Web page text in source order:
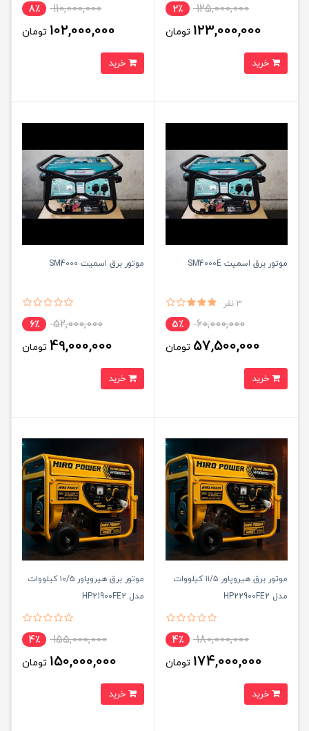
125,000,000 2٪
123,000,000 تومان
110,000,000 8٪
102,000,000 تومان
موتور برق اسمیت SM4000E
3 نفر
60,000,000 5٪
57,500,000 تومان
موتور برق اسمیت SM4000
52,000,000 6٪
49,000,000 تومان
موتور برق هیروپاور ۱۱/۵ کیلووات
مدل HP22900FE2
180,000,000 4٪
174,000,000 تومان
موتور برق هیروپاور ۱۰/۵ کیلووات
مدل HP21900FE2
155,000,000 4٪
150,000,000 تومان